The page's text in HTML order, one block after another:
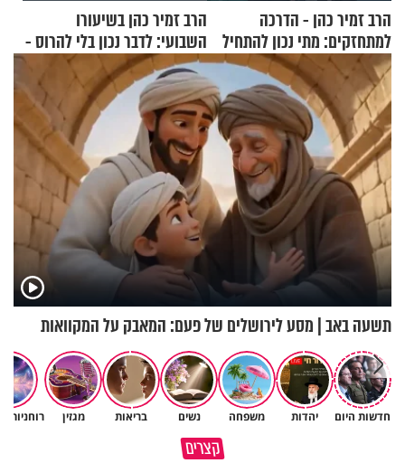
הרב זמיר כהן - הדרכה
למתחזקים: מתי נכון להתחיל
עם לבישת הציצית?
הרב זמיר כהן בשיעורו
השבועי: לדבר נכון בלי להרוס -
הדרכה מעשית
תשעה באב | מסע לירושלים של פעם: המאבק על המקוואות
חדשות היום יהדות משפחה נשים בריאות מגזין רוחניות
קצרים
תעשה עם האהבת השם שלך
פותחים פתח קטן - ומקבלים